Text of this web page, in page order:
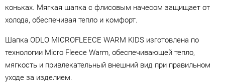
коньках. Мягкая шапка с флисовым начесом защищает от
холода, обеспечивая тепло и комфорт.
Шапка ODLO MICROFLEECE WARM KIDS изготовлена по
технологии Micro Fleece Warm, обеспечивающей тепло,
мягкость и привлекательный внешний вид при правильном
уходе за изделием.